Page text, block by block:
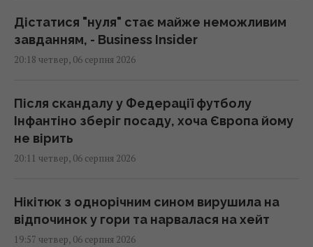
Дістатися "нуля" стає майже неможливим
завданням, - Business Insider
20:18 четвер, 06 серпня 2026
Після скандалу у Федерації футболу
Інфантіно зберіг посаду, хоча Європа йому
не вірить
20:11 четвер, 06 серпня 2026
Нікітюк з однорічним сином вирушила на
відпочинок у гори та нарвалася на хейт
19:57 четвер, 06 серпня 2026